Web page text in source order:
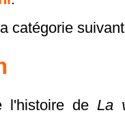
catégorie
l'histoire de La